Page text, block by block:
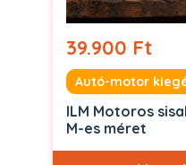
39.900 Ft
Autó-motor
ILM Motoros
M-es méret